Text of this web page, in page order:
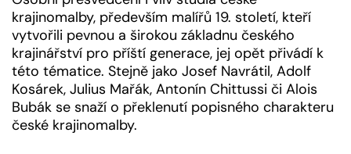
krajinomalby, především malířů 19. století, kteří
vytvořili pevnou a širokou základnu českého
krajinářství pro příští generace, jej opět přivádí k
této tématice. Stejně jako Josef Navrátil, Adolf
Kosárek, Julius Mařák, Antonín Chittussi či Alois
Bubák se snaží o překlenutí popisného charakteru
české krajinomalby.